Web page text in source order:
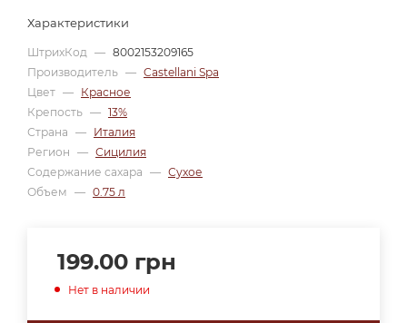
Характеристики
ШтрихКод — 8002153209165
Производитель — Castellani Spa
Цвет — Красное
Крепость — 13%
Страна — Италия
Регион — Сицилия
Содержание сахара — Сухое
Объем — 0.75 л
199.00 грн
Нет в наличии